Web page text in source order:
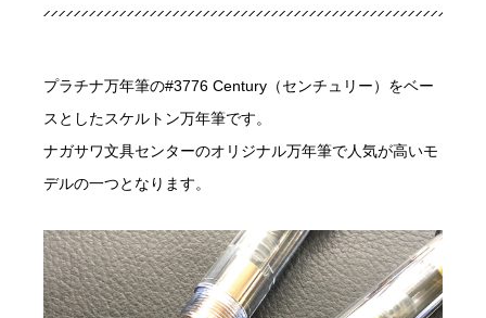
プラチナ万年筆の#3776 Century（センチュリー）をベー
スとしたスケルトン万年筆です。
ナガサワ文具センターのオリジナル万年筆で人気が高いモ
デルの一つとなります。